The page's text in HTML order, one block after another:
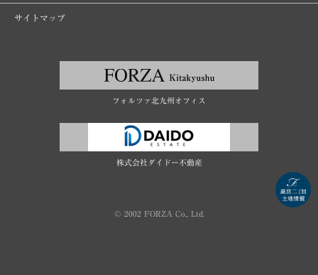
サイトマップ
フォルツァ北九州オフィス
株式会社ダイドー不動産
© 2002 FORZA Co., Ltd.